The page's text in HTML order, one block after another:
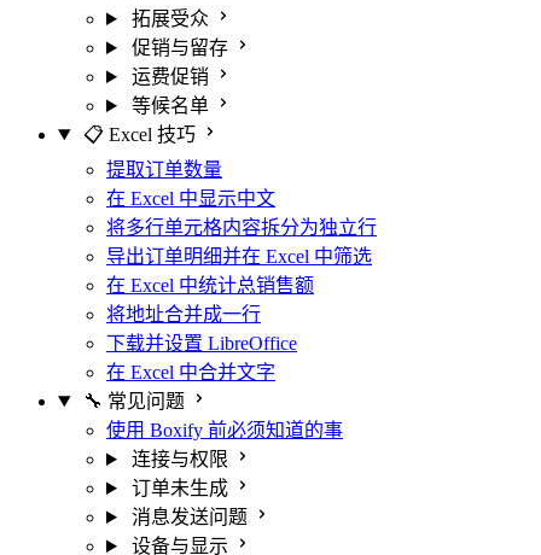
拓展受众
促销与留存
运费促销
等候名单
📋 Excel 技巧
提取订单数量
在 Excel 中显示中文
将多行单元格内容拆分为独立行
导出订单明细并在 Excel 中筛选
在 Excel 中统计总销售额
将地址合并成一行
下载并设置 LibreOffice
在 Excel 中合并文字
🔧 常见问题
使用 Boxify 前必须知道的事
连接与权限
订单未生成
消息发送问题
设备与显示